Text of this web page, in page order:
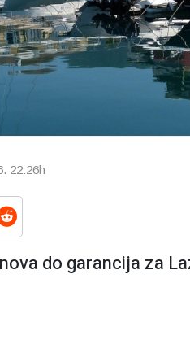
22:26h
do garancija za